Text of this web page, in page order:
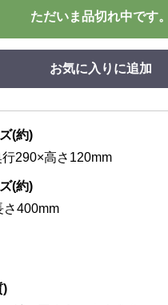
ただいま品切れ中です。
お気に入りに追加
(約)
290×高さ120mm
(約)
さ400mm
)